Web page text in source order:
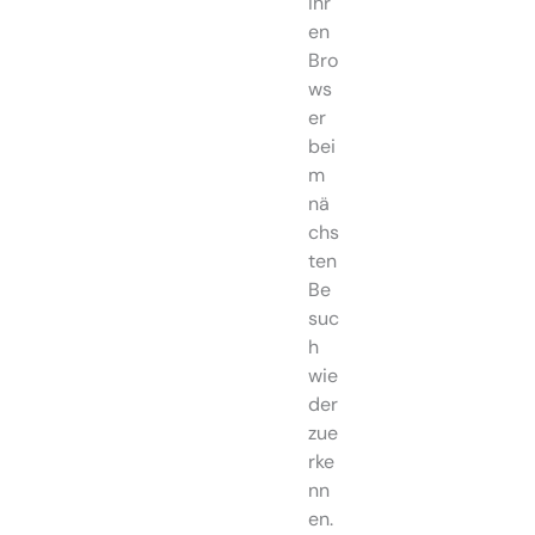
en
Bro
ws
er
bei
m
nä
chs
ten
Be
suc
h
wie
der
zue
rke
nn
en.